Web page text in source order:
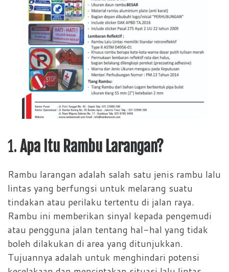
1.Apa Itu Rambu Larangan?
Rambu larangan adalah salah satu jenis rambu lalu
lintas yang berfungsi untuk melarang suatu
tindakan atau perilaku tertentu di jalan raya.
Rambu ini memberikan sinyal kepada pengemudi
atau pengguna jalan tentang hal-hal yang tidak
boleh dilakukan di area yang ditunjukkan.
Tujuannya adalah untuk menghindari potensi